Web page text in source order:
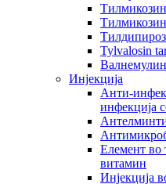
Тилмикозин
Tylvalosin
Инјекција
Анти-
инфекција
Елемент во
витамин
Инјекција